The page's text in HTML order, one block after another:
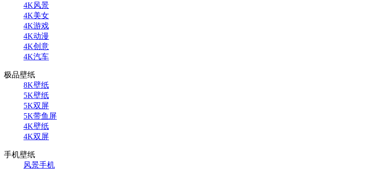
4K风景
4K美女
4K游戏
4K动漫
4K创意
4K汽车
极品壁纸
8K壁纸
5K壁纸
5K双屏
5K带鱼屏
4K壁纸
4K双屏
手机壁纸
风景手机